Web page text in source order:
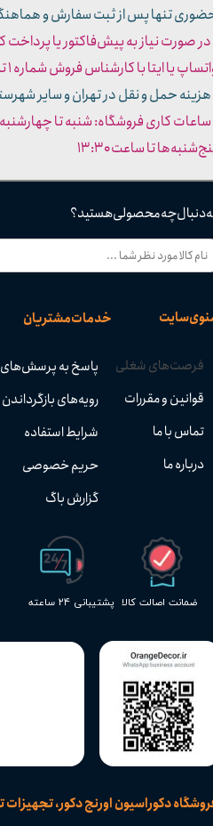
دکوراسیون اورنج دکور،
پشتیبانی ۲۴ ساعته ضمانت اصالت کالا
خدمات مشتریان
پاسخ به پرسش‌های
رویه‌های بازگرداندن
شرایط استفاده
حریم خصوصی
گزارش باگ
سایت
فرصت‌های شغلی
قوانین و مقررات
تماس با ما
درباره ما
دنبال چه محصولی هستید؟
تنها پس از ثبت سفارش و
صورت نیاز به پیش‌فاکتور یا پرداخت
یا ایتا با کارشناس فروش شماره ۱ تماس بگیرید.
حمل و نقل در تهران و سایر
تا ساعت ۱۳:۳۰​​​​​​​